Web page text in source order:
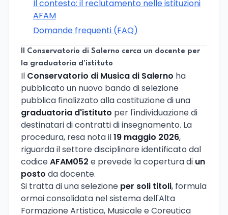
Il contesto: il reclutamento nelle istituzioni
AFAM
Domande frequenti (FAQ)
Il Conservatorio di Salerno cerca un docente per
la graduatoria d'istituto
Il Conservatorio di Musica di Salerno ha
pubblicato un nuovo bando di selezione
pubblica finalizzato alla costituzione di una
graduatoria d'istituto per l'individuazione di
destinatari di contratti di insegnamento. La
procedura, resa nota il19 maggio 2026,
riguarda il settore disciplinare identificato dal
codiceAFAM052 e prevede la copertura di un
posto da docente.
Si tratta di una selezione per soli titoli, formula
ormai consolidata nel sistema dell'Alta
Formazione Artistica, Musicale e Coreutica